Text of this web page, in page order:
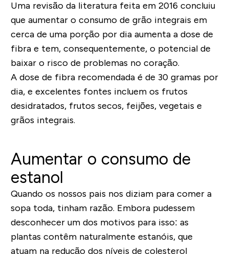
Uma revisão da literatura feita em 2016 concluiu
que aumentar o consumo de grão integrais em
cerca de uma porção por dia aumenta a dose de
fibra e tem, consequentemente, o potencial de
baixar o risco de problemas no coração.
A dose de fibra recomendada é de 30 gramas por
dia, e excelentes fontes incluem os frutos
desidratados, frutos secos, feijões, vegetais e
grãos integrais.
Aumentar o consumo de
estanol
Quando os nossos pais nos diziam para comer a
sopa toda, tinham razão. Embora pudessem
desconhecer um dos motivos para isso: as
plantas contêm naturalmente estanóis, que
atuam na redução dos níveis de colesterol